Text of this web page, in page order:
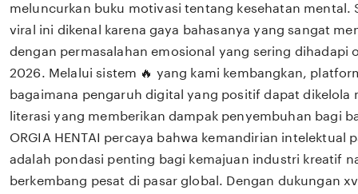
meluncurkan buku motivasi tentang kesehatan mental.
viral ini dikenal karena gaya bahasanya yang sangat
dengan permasalahan emosional yang sering dihadapi
2026. Melalui sistem 🔥 yang kami kembangkan,
bagaimana pengaruh digital yang positif dapat dikelola
literasi yang memberikan dampak penyembuhan bagi
ORGIA HENTAI percaya bahwa kemandirian intelektual
adalah pondasi penting bagi kemajuan industri kreatif
berkembang pesat di pasar global. Dengan dukungan